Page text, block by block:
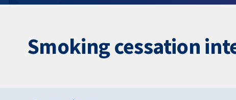
Smoking cessation